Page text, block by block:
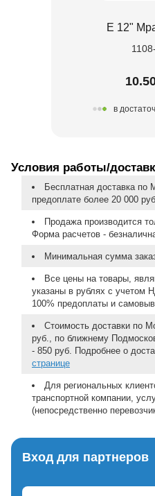
Е 12"
в
Условия работы/
Бесплатная доставка по
предоплате более 20 000 руб.
Продажа производится
Форма расчетов -
Минимальная сумма
Все цены на товары,
указаны в рублях с учетом
100% предоплаты и
Стоимость доставки по
руб., по ближнему
- 850 руб. Подробнее о
странице
Для региональных
транспортной компании,
(непосредственно
Вход для партнеров